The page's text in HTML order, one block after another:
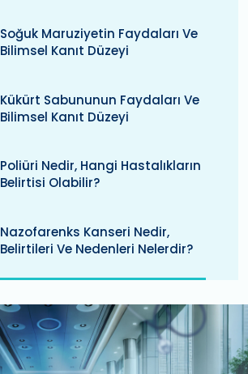
Soğuk Maruziyetin Faydaları Ve
Bilimsel Kanıt Düzeyi
Kükürt Sabununun Faydaları Ve
Bilimsel Kanıt Düzeyi
Poliüri Nedir, Hangi Hastalıkların
Belirtisi Olabilir?
Nazofarenks Kanseri Nedir,
Belirtileri Ve Nedenleri Nelerdir?